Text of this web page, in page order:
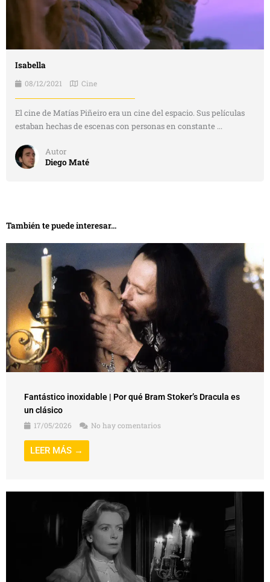
Isabella
08/12/2021 Cine
El cine de Matías Piñeiro era un cine del espacio. Sus películas
estaban hechas de escenas con personas en constante ...
Autor
Diego Maté
También te puede interesar...
Fantástico inoxidable | Por qué Bram Stoker’s Dracula es
un clásico
17/05/2026
No hay comentarios
LEER MÁS →